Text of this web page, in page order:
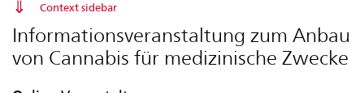
Context sidebar
Informationsveranstaltung zum Anbau
von Cannabis für medizinische Zwecke